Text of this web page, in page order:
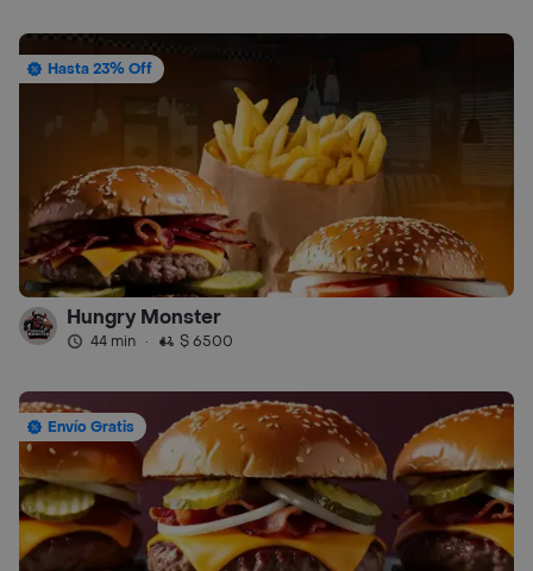
Hasta 23% Off
Hungry Monster
44 min · $ 6500
Envío Gratis